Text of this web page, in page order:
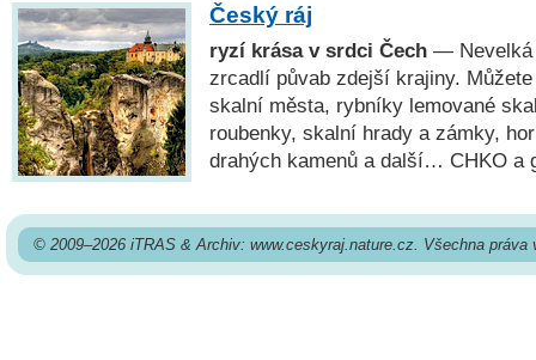
Český ráj
ryzí krása v srdci Čech — Nevelká
zrcadlí půvab zdejší krajiny.
skalní města, rybníky lemované
roubenky, skalní hrady a zámky,
drahých kamenů a další… CHKO a
© 2009–2026 iTRAS & Archiv: www.ceskyraj.nature.cz. Všechna práva